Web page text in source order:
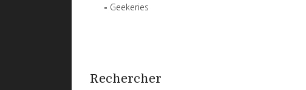
Geekeries
Rechercher